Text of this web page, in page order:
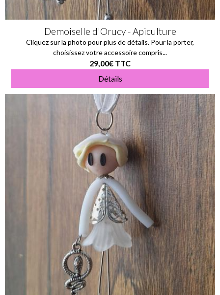
Demoiselle d'Orucy - Apiculture
Cliquez sur la photo pour plus de détails. Pour la porter,
choisissez votre accessoire compris...
29,00€ TTC
Détails